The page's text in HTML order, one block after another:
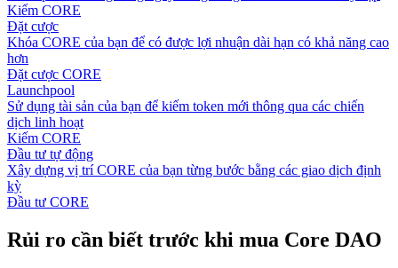
Kiếm CORE
Đặt cược
Khóa CORE của bạn để có được lợi nhuận dài hạn có khả năng cao
hơn
Đặt cược CORE
Launchpool
Sử dụng tài sản của bạn để kiếm token mới thông qua các chiến
dịch linh hoạt
Kiếm CORE
Đầu tư tự động
Xây dựng vị trí CORE của bạn từng bước bằng các giao dịch định
kỳ
Đầu tư CORE
Rủi ro cần biết trước khi mua Core DAO